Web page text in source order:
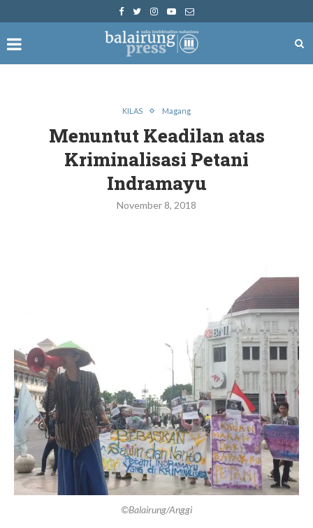
KILAS Magang
Menuntut Keadilan atas
Kriminalisasi Petani
Indramayu
November 8, 2018
©Balairung/Anggi